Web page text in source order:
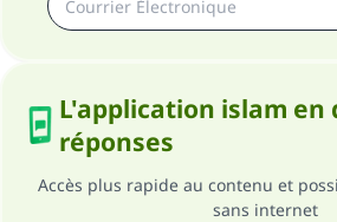
L'application islam en
réponses
Accès plus rapide au contenu et
sans internet